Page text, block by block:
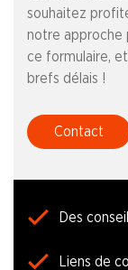
souhaitez
notre approche
ce formulaire,
brefs délais !
Contact
Des
Liens de